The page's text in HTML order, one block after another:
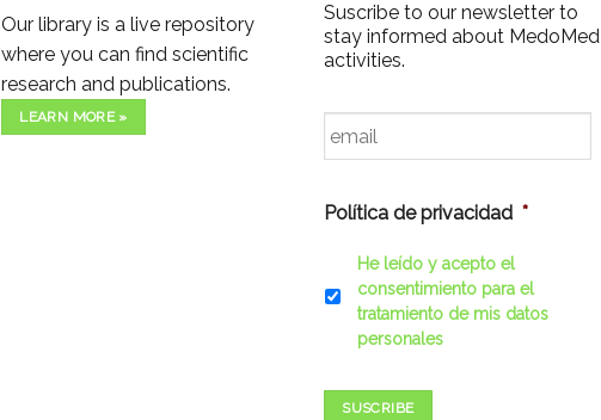
Our library is a live repository
where you can find scientific
research and publications.
LEARN MORE »
Suscribe to our newsletter to
stay informed about MedoMed
activities.
Email *
Política de privacidad *
He leído y acepto el
consentimiento para el
tratamiento de mis datos
personales
SUSCRIBE